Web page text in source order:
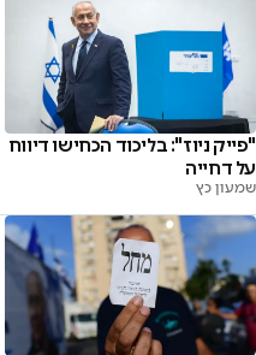
"פייק ניוז": בליכוד הכחישו דיווח
על דחייה
שמעון כץ